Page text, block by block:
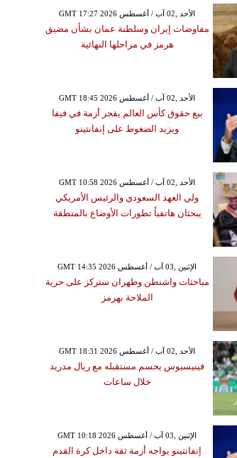
GMT 17:27 2026 الأحد ,02 آب / أغسطس
مفاوضات إيران وسلطنة عمان بشأن مضيق
هرمز في مراحلها النهائية
GMT 18:45 2026 الأحد ,02 آب / أغسطس
بيع حقوق كأس العالم يفجر أزمة في فيفا
ويزيد الضغوط على إنفانتينو
GMT 10:58 2026 الأحد ,02 آب / أغسطس
ولي العهد السعودي والرئيس الأمريكي
يبحثان هاتفياً تطورات الأوضاع بالمنطقة
GMT 14:35 2026 الإثنين ,03 آب / أغسطس
مباحثات واشنطن وطهران ستركز على حرية
الملاحة بهرمز
GMT 18:31 2026 الأحد ,02 آب / أغسطس
فينيسيوس يحسم مستقبله مع ريال مدريد
خلال ساعات
GMT 10:18 2026 الإثنين ,03 آب / أغسطس
إنفانتينو يواجه أزمة ثقة داخل كرة القدم